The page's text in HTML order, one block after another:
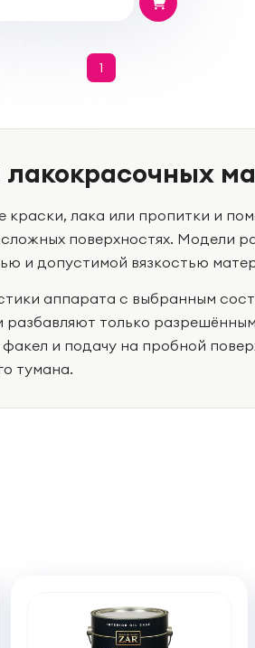
1
краски, лака или пропитки и
поверхностях. Модели
и допустимой вязкостью
аппарата с выбранным
только
и подачу на пробной
тумана.